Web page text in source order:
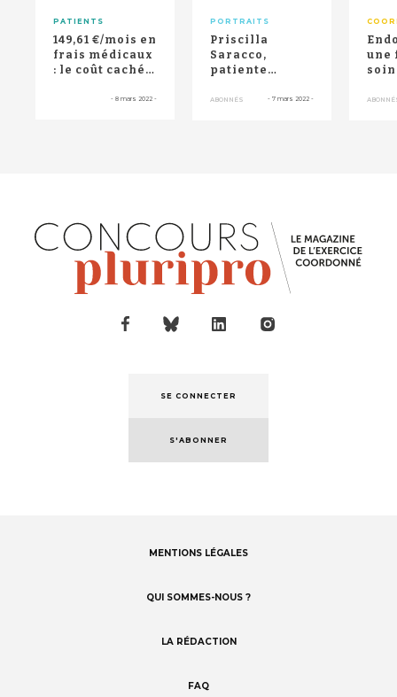
PATIENTS
149,61 €/mois en
frais médicaux
: le coût caché
l’endométriose
- 8 mars 2022 -
PORTRAITS
Priscilla
Saracco,
patiente
endométriose,
ABONNÉS - 7 mars 2022 -
une
SE CONNECTER
S'ABONNER
MENTIONS LÉGALES
QUI SOMMES-NOUS ?
LA RÉDACTION
FAQ